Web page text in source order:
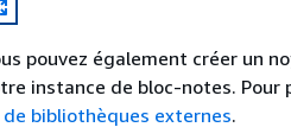
pouvez également créer un
instance de bloc-notes.
bibliothèques externes.